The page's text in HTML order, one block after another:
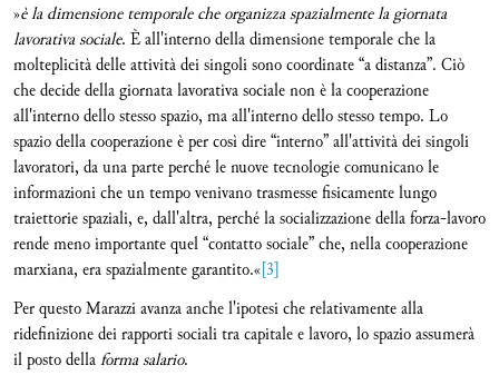
»è la dimensione temporale che organizza spazialmente la giornata
lavorativa sociale. È all'interno della dimensione temporale che la
molteplicità delle attività dei singoli sono coordinate “a distanza”. Ciò
che decide della giornata lavorativa sociale non è la cooperazione
all'interno dello stesso spazio, ma all'interno dello stesso tempo. Lo
spazio della cooperazione è per così dire “interno” all'attività dei singoli
lavoratori, da una parte perché le nuove tecnologie comunicano le
informazioni che un tempo venivano trasmesse fisicamente lungo
traiettorie spaziali, e, dall'altra, perché la socializzazione della forza-lavoro
rende meno importante quel “contatto sociale” che, nella cooperazione
marxiana, era spazialmente garantito.«[3]
Per questo Marazzi avanza anche l'ipotesi che relativamente alla
ridefinizione dei rapporti sociali tra capitale e lavoro, lo spazio assumerà
il posto dellaforma salario.